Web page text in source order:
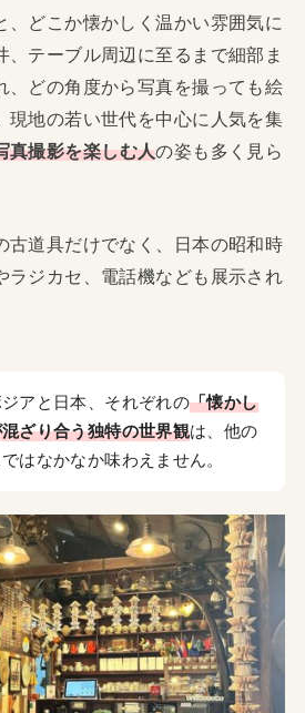
、どこか懐かしく温かい雰囲気に
、テーブル周辺に至るまで細部ま
、どの角度から写真を撮っても絵
現地の若い世代を中心に人気を集
真撮影を楽しむ人の姿も多く見ら
古道具だけでなく、日本の昭和時
ラジカセ、電話機なども展示され
ジアと日本、それぞれの「懐かし
ざり合う独特の世界観は、他の
はなかなか味わえません。